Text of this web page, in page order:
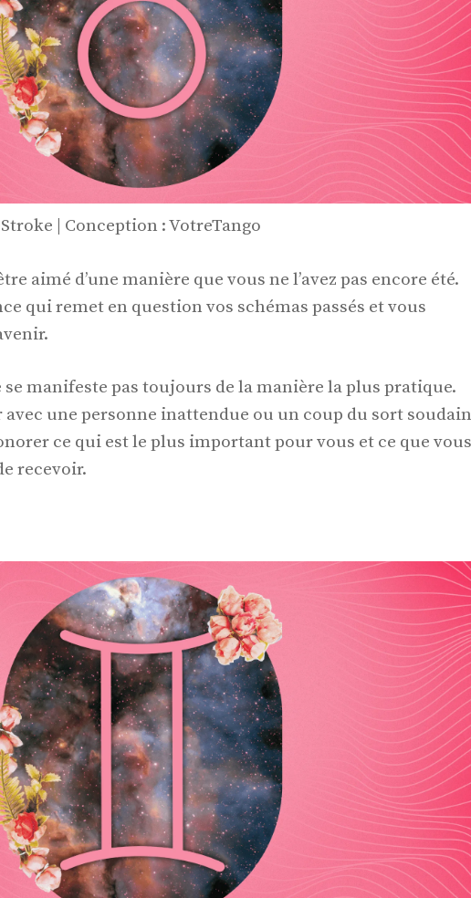
| Conception : VotreTango
aimé d’une manière que vous ne l’avez pas encore été.
qui remet en question vos schémas passés et vous
manifeste pas toujours de la manière la plus pratique.
une personne inattendue ou un coup du sort
ce qui est le plus important pour vous et ce que vous
recevoir.